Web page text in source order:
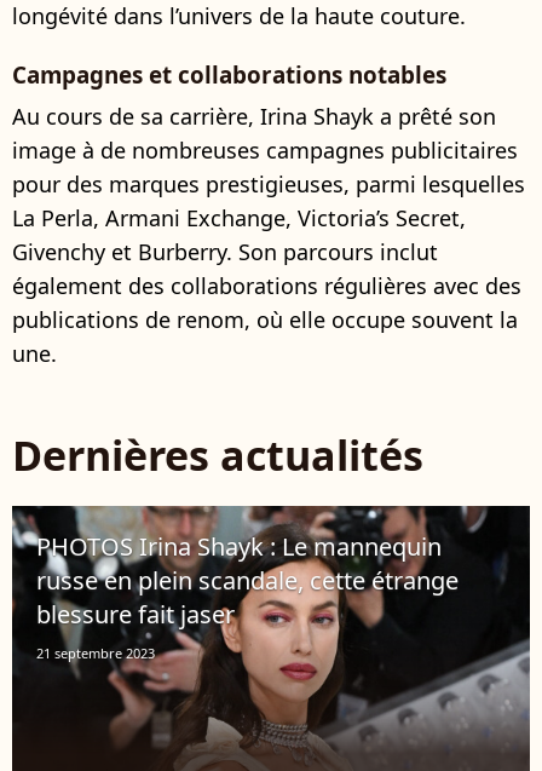
longévité dans l’univers de la haute couture.
Campagnes et collaborations notables
Au cours de sa carrière, Irina Shayk a prêté son
image à de nombreuses campagnes publicitaires
pour des marques prestigieuses, parmi lesquelles
La Perla, Armani Exchange, Victoria’s Secret,
Givenchy et Burberry. Son parcours inclut
également des collaborations régulières avec des
publications de renom, où elle occupe souvent la
une.
Dernières actualités
PHOTOS Irina Shayk : Le mannequin
russe en plein scandale, cette étrange
blessure fait jaser
21 septembre 2023